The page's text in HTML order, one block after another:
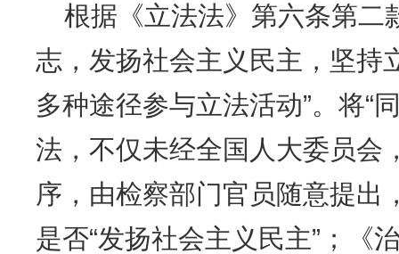
根据《立法法》第六条第二
志，发扬社会主义民主，坚持
多种途径参与立法活动”。将“
法，不仅未经全国人大委员会
序，由检察部门官员随意提出
是否“发扬社会主义民主”；《